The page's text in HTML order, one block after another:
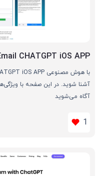
CHATGPT iOS APP
آشنا شوید. در این صفحه با
آگاه می‌شوید
1